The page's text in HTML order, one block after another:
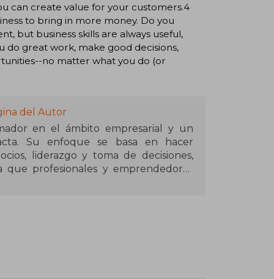
can create value for your customers.4
to bring in more money. Do you
but business skills are always useful,
do great work, make good decisions,
no matter what you do (or
del Autor
en el ámbito empresarial y un
Su enfoque se basa en hacer
liderazgo y toma de decisiones,
que profesionales y emprendedores
de manera eficaz.